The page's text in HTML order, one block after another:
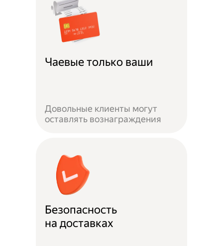
Чаевые только ваши
Довольные клиенты могут
оставлять вознаграждения
Безопасность
на доставках